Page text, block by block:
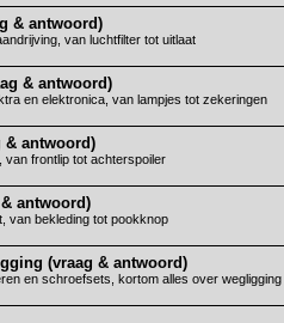
& antwoord)
van luchtfilter tot uitlaat
& antwoord)
en elektronica, van lampjes tot zekeringen
& antwoord)
van frontlip tot achterspoiler
antwoord)
van bekleding tot pookknop
(vraag & antwoord)
en schroefsets, kortom alles over wegligging